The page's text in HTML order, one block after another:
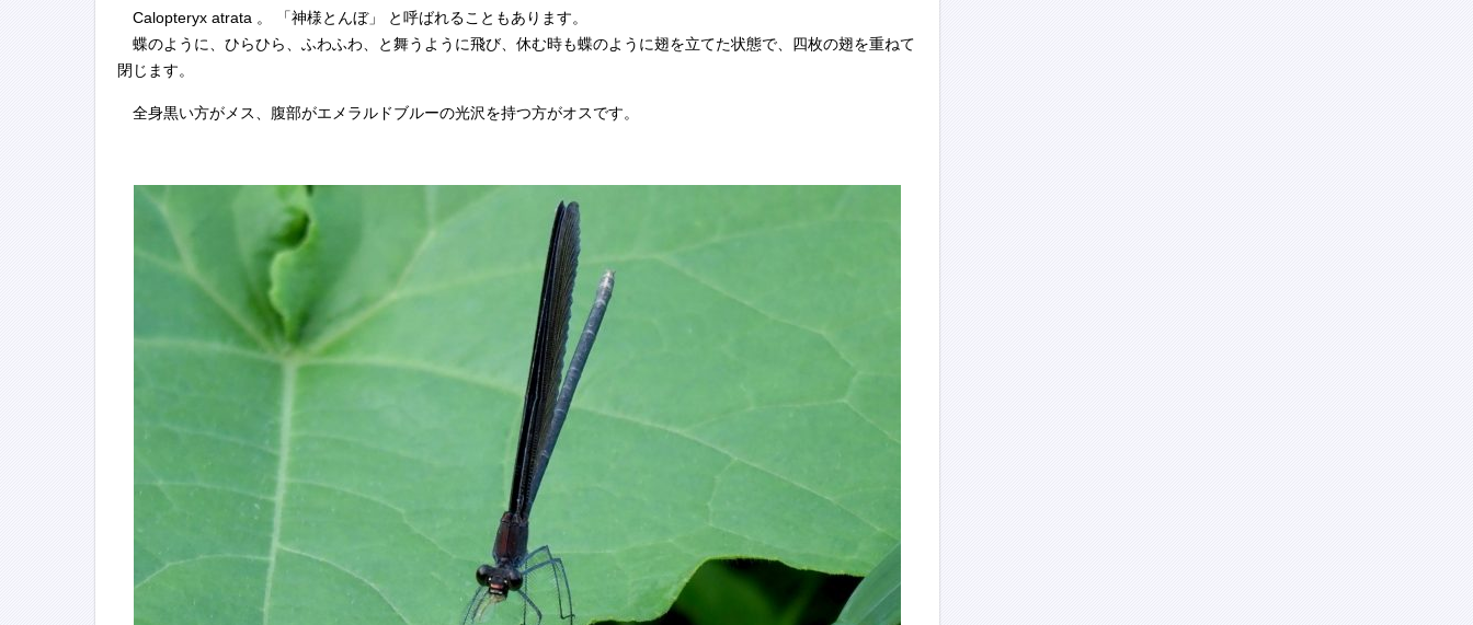
Calopteryx atrata 。 「神様とんぼ」 と呼ばれることもあります。
蝶のように、ひらひら、ふわふわ、と舞うように飛び、休む時も蝶のように翅を立てた状態で、四枚の翅を重ねて
閉じます。
全身黒い方がメス、腹部がエメラルドブルーの光沢を持つ方がオスです。